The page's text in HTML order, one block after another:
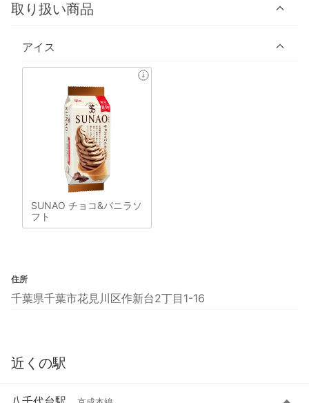
取り扱い商品
アイス
SUNAO チョコ&バニラソ
フト
住所
千葉県千葉市花見川区作新台2丁目1-16
近くの駅